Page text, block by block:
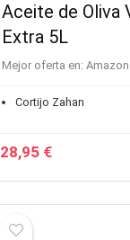
Aceite de Oliva
Extra 5L
Mejor oferta en:
Cortijo Zahan
28,95 €